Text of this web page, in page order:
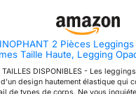
la
2 Pièces
Taille Haute, Legging
Sport Yoga(#2 pièces Noir/
TAILLES DISPONIBLES - Les
design hautement élastique qui